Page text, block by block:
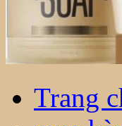
Trang